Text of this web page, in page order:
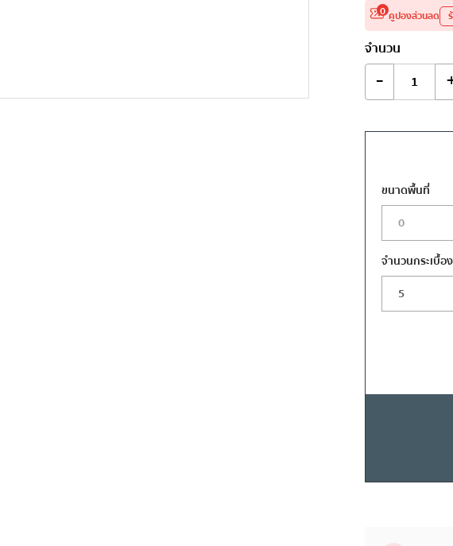
0 คูปองส่วนลด
จำนวน
-
ขนาดพื้นที่
จำนวนกระเบื้อ